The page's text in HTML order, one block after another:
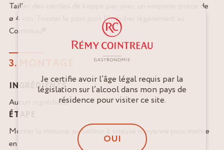
Tailler des cercles de koppe pan avec un emporte-pièce de
ø 4 cm. Toaster le pain puis l’imbiber légèrement au
Cointreau®.
3. MONTAGE
INGRÉDIENTS
Aucun ingrédient.
ÉTAPE
Monter la mousse au batteur à vitesse moyenne puis mettre
en
Je certifie avoir l’âge légal requis par la
législation sur l’alcool dans mon pays de
résidence pour visiter ce site.
OUI